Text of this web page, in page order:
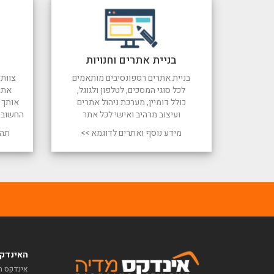
את
אותך
בניית אתרים וחנויות
בניית אתרים רספונסיבים מותאמים
לכל סוגי המסכים, לטלפון ולגוגל,
כולל דומיין, מערכת ניהול אתרים
ועיצוב מרהיב ואישי לכל אתר
מידע נוסף ואתרים לדוגמא >>
אינדקס